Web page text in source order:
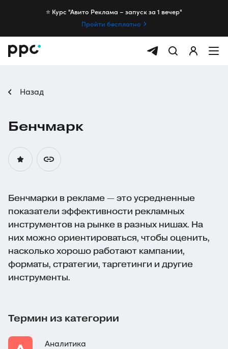
⭐️ Курс "Авито Реклама – запуск за 1 вечер"
Пройти бесплатно
Назад
Бенчмарк
Бенчмарки в рекламе — это усредненные
показатели эффективности рекламных
инструментов на рынке в разных нишах. На
них можно ориентироваться, чтобы оценить,
насколько хорошо работают кампании,
форматы, стратегии, таргетинги и другие
инструменты.
Термин из категории
Аналитика